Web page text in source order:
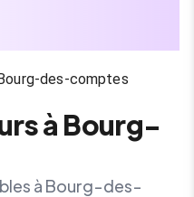
des-comptes
à Bourg-
à Bourg-des-